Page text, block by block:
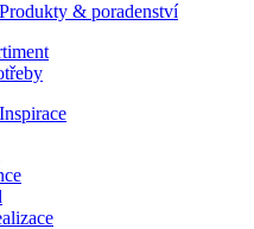
& poradenství